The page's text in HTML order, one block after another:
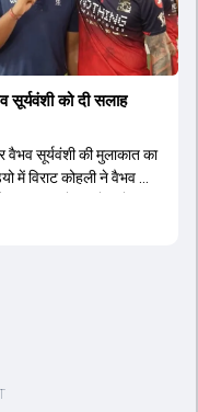
सूर्यवंशी को दी सलाह
सूर्यवंशी की मुलाकात का
में विराट कोहली ने वैभव को
खत्म।' कोहली ने उन्हें खुद
की सलाह दी। आईपीएल
हैं और अगली वनडे सीरीज में